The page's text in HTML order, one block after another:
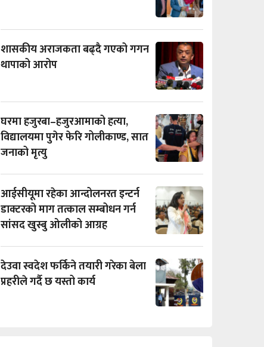
शासकीय अराजकता बढ्दै गएको गगन
थापाको आरोप
घरमा हजुरबा–हजुरआमाको हत्या,
विद्यालयमा पुगेर फेरि गोलीकाण्ड, सात
जनाको मृत्यु
आईसीयूमा रहेका आन्दोलनरत इन्टर्न
डाक्टरको माग तत्काल सम्बोधन गर्न
सांसद खुस्बु ओलीको आग्रह
देउवा स्वदेश फर्किने तयारी गरेका बेला
प्रहरीले गर्दै छ यस्तो कार्य